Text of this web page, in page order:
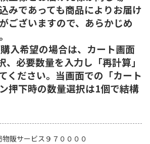
みであっても商品によりお届け
ございますので、あらかじめ
入希望の場合は、カート画面
、必要数量を入力し「再計算」
ください。当画面での「カート
押下時の数量選択は1個で結構
物販サービス９７００００